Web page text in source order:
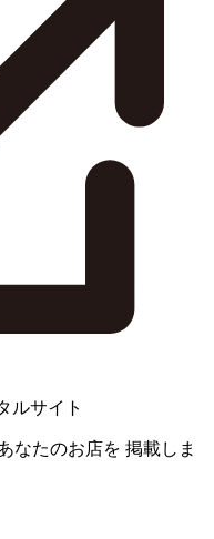
ルサイト
なたのお店を 掲載しま